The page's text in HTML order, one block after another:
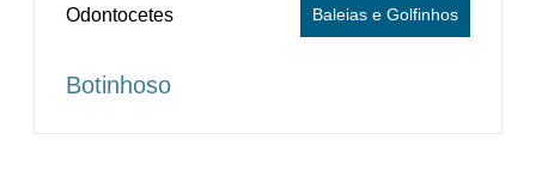
Baleias e Golfinhos
Odontocetes
Botinhoso